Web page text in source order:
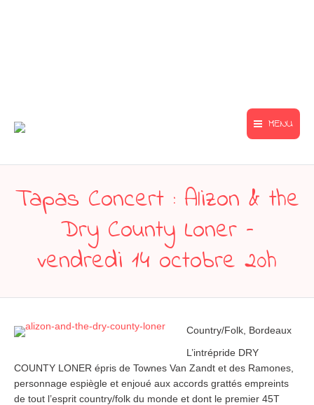
MENU
Tapas Concert : Alizon & the
Dry County Loner –
vendredi 14 octobre 20h
Country/Folk, Bordeaux
L’intrépride DRY
COUNTY LONER épris de Townes Van Zandt et des Ramones,
personnage espiègle et enjoué aux accords grattés empreints
de tout l’esprit country/folk du monde et dont le premier 45T